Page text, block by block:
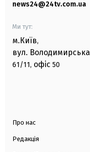
news24@24tv.com.ua
Ми тут:
м.Київ,
вул. Володимирська
61/11, офіс 50
Про нас
Редакція